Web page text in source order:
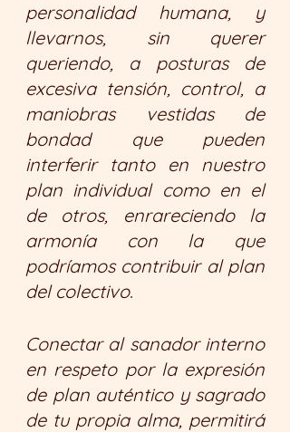
personalidad humana, y
llevarnos, sin querer
queriendo, a posturas de
excesiva tensión, control, a
maniobras vestidas de
bondad que pueden
interferir tanto en nuestro
plan individual como en el
de otros, enrareciendo la
armonía con la que
podríamos contribuir al plan
del colectivo.
Conectar al sanador interno
en respeto por la expresión
de plan auténtico y sagrado
de tu propia alma, permitirá